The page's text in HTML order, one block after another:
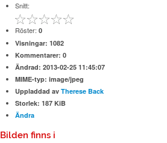
Snitt:
Röster: 0
Visningar: 1082
Kommentarer: 0
Ändrad: 2013-02-25 11:45:07
MIME-typ: image/jpeg
Uppladdad av Therese Back
Storlek: 187 KiB
Ändra
Bilden finns i